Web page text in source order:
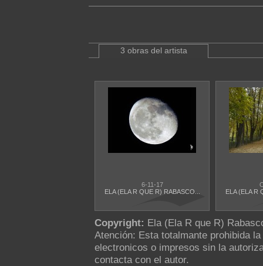
3 obras del artista
6-11-17
ELA (ELA R QUE R) RABASCO...
ELA (ELA R
Copyright: Ela (Ela R que R)
Atención: Esta totalmante prohibida
electronicos o impresos sin la
contacta con el autor.